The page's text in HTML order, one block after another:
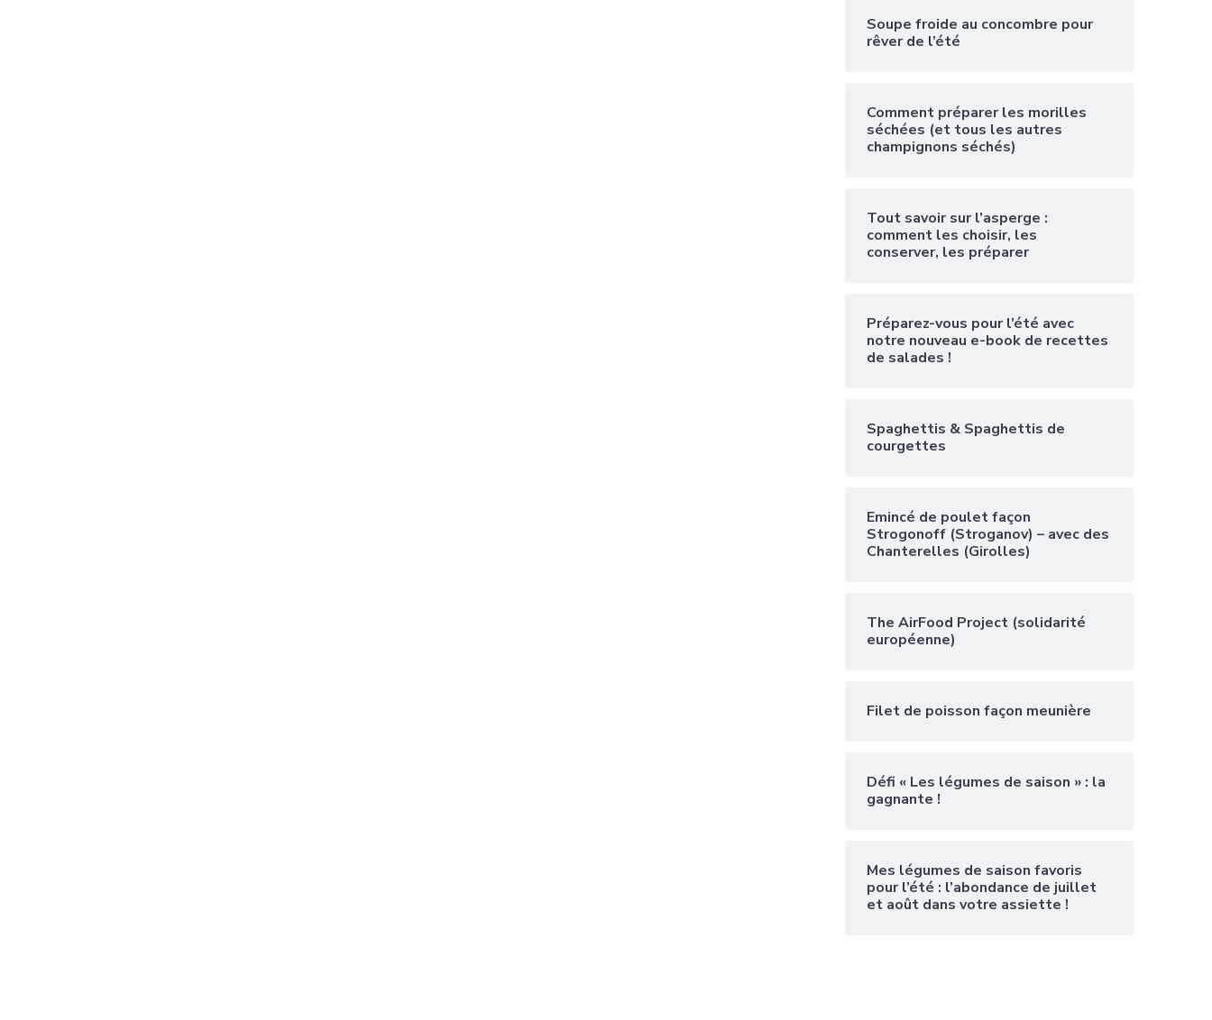
Soupe froide au concombre pour
rêver de l’été
Comment préparer les morilles
séchées (et tous les autres
champignons séchés)
Tout savoir sur l’asperge :
comment les choisir, les
conserver, les préparer
Préparez-vous pour l’été avec
notre nouveau e-book de recettes
de salades !
Spaghettis & Spaghettis de
courgettes
Emincé de poulet façon
Strogonoff (Stroganov) – avec des
Chanterelles (Girolles)
The AirFood Project (solidarité
européenne)
Filet de poisson façon meunière
Défi « Les légumes de saison » : la
gagnante !
Mes légumes de saison favoris
pour l’été : l’abondance de juillet
et août dans votre assiette !